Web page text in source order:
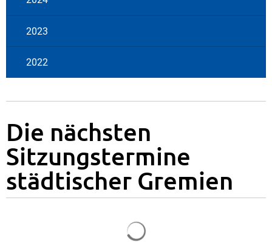
2023
2022
Die nächsten
Sitzungstermine
städtischer Gremien